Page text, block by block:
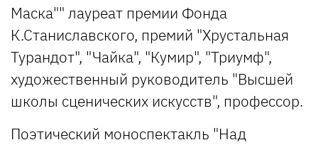
Маска"" лауреат премии Фонда
К.Станиславского, премий "Хрустальная
Турандот", "Чайка", "Кумир", "Триумф",
художественный руководитель "Высшей
школы сценических искусств", профессор.
Поэтический моноспектакль "Над